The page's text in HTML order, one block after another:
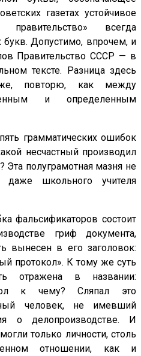
газетах устойчивое
всегда
букв. Допустимо, впрочем, и
Правительство СССР — в
тексте. Разница здесь
же, повторю, как между
и определенным
грамматических ошибок
несчастный производил
Эта полуграмотная мазня не
школьного учителя
фальсификаторов состоит
гриф документа,
вынесен в его заголовок:
протокол». К тому же суть
отражена в названии:
к чему? Сляпал это
человек, не имевший
о делопроизводстве. И
только личности, столь
отношении, как и